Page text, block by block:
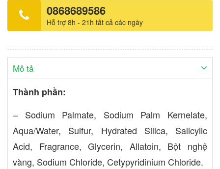
0868689586
Hỗ trợ 8h - 21h tất cả các ngày
Mô tả
Thành phần:
– Sodium Palmate, Sodium Palm Kernelate,
Aqua/Water, Sulfur, Hydrated Silica, Salicylic
Acid, Fragrance, Glycerin, Allatoin, Bột nghệ
vàng, Sodium Chloride, Cetypyridinium Chloride.